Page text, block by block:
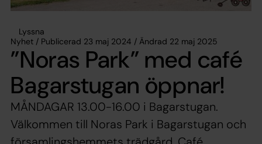
Lyssna
Nyhet / Publicerad 23 maj 2024 / Ändrad 22 maj 2025
”Noras Park” med café
Bagarstugan öppnar!
MÅNDAGAR 13.00-16.00 i Bagarstugan.
Välkommen till Noras Park i Bagarstugan och